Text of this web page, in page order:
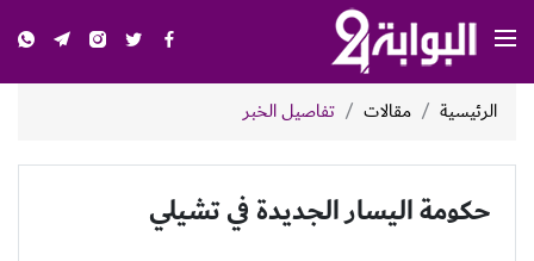
الرئيسية مقالات تفاصيل الخبر
حكومة اليسار الجديدة في تشيلي